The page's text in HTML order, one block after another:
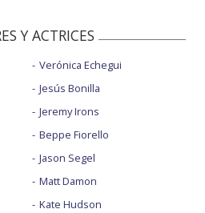
Y ACTRICES
Verónica Echegui
Jesús Bonilla
Jeremy Irons
Beppe Fiorello
Jason Segel
Matt Damon
Kate Hudson